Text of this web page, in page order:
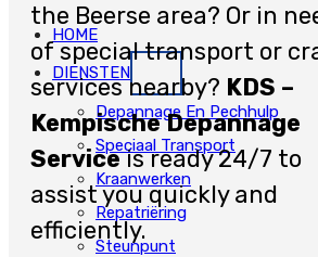
HOME
DIENSTEN
Depannage En Pechhulp
Speciaal Transport
Kraanwerken
Repatriëring
Steunpunt
the Beerse area? Or in
of special transport or
services nearby? KDS –
Kempische Depannage
Serviceis ready 24/7 to
assist you quickly and
efficiently.